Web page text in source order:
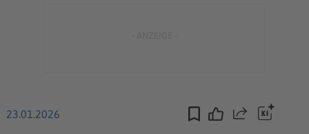
23.01.2026 Teilen